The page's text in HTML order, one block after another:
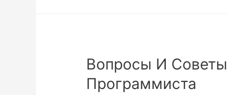
Вопросы И
Программиста